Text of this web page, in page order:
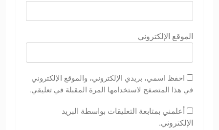
الموقع الإلكتروني
احفظ اسمي، بريدي الإلكتروني، والموقع الإلكتروني
في هذا المتصفح لاستخدامها المرة المقبلة في تعليقي.
أعلمني بمتابعة التعليقات بواسطة البريد
الإلكتروني.